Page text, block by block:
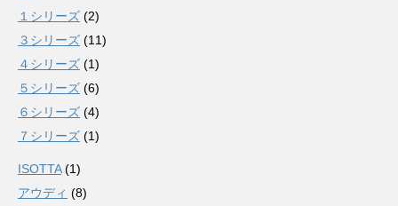
１シリーズ (2)
３シリーズ (11)
４シリーズ (1)
５シリーズ (6)
６シリーズ (4)
７シリーズ (1)
ISOTTA(1)
アウディ (8)